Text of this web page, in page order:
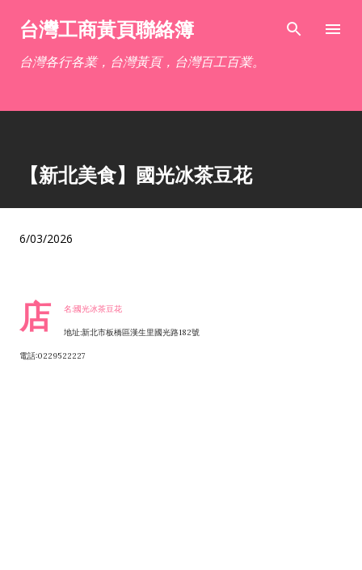
跳到主要內容
台灣工商黃頁聯絡簿
台灣各行各業，台灣黃頁，台灣百工百業。
【新北美食】國光冰茶豆花
6/03/2026
店 名:國光冰茶豆花
地址:新北市板橋區漢生里國光路182號
電話:0229522227